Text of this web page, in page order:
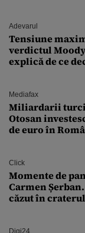
Adevarul
Tensiune
verdictul
explică de ce
Mediafax
Miliardarii turci
Otosan
de euro în
Click
Momente de
Carmen
căzut în
Digi24